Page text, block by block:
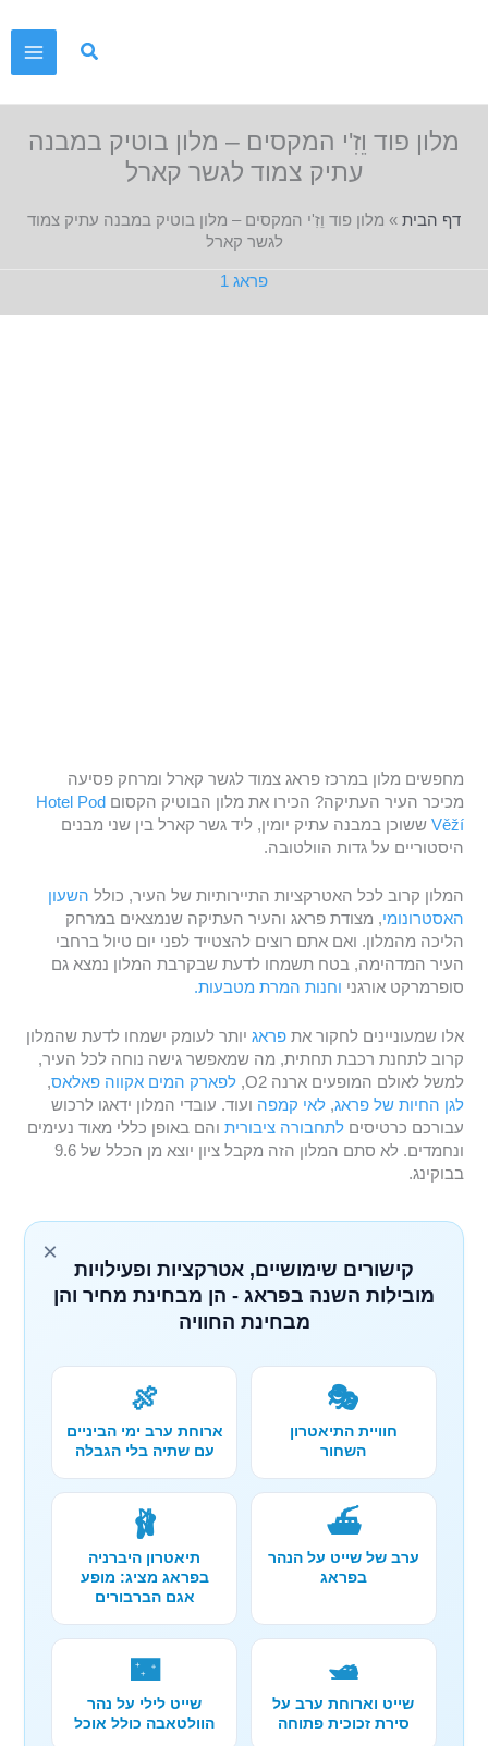
מלון פוד וֵזִ'י המקסים – מלון בוטיק במבנה
עתיק צמוד לגשר קארל
דף הבית » מלון פוד וֵזִ'י המקסים – מלון בוטיק במבנה עתיק צמוד
לגשר קארל
פראג 1
מחפשים מלון במרכז פראג צמוד לגשר קארל ומרחק פסיעה
מכיכר העיר העתיקה? הכירו את מלון הבוטיק הקסום Hotel Pod
Věží ששוכן במבנה עתיק יומין, ליד גשר קארל בין שני מבנים
היסטוריים על גדות הוולטובה.
המלון קרוב לכל האטרקציות התיירותיות של העיר, כולל השעון
האסטרונומי, מצודת פראג והעיר העתיקה שנמצאים במרחק
הליכה מהמלון. ואם אתם רוצים להצטייד לפני יום טיול ברחבי
העיר המדהימה, בטח תשמחו לדעת שבקרבת המלון נמצא גם
סופרמרקט אורגני וחנות המרת מטבעות.
אלו שמעוניינים לחקור אתפראג יותר לעומק ישמחו לדעת שהמלון
קרוב לתחנת רכבת תחתית, מה שמאפשר גישה נוחה לכל העיר,
למשל לאולם המופעים ארנה O2,
לפארק המים אקווה פאלאס,
לגן החיות של פראג,לאי קמפה ועוד. עובדי המלון ידאגו לרכוש
עבורכם כרטיסיםלתחבורה ציבורית והם באופן כללי מאוד נעימים
ונחמדים. לא סתם המלון הזה מקבל ציון יוצא מן הכלל של 9.6
בבוקינג.
×
קישורים שימושיים, אטרקציות ופעילויות
מובילות השנה בפראג - הן מבחינת מחיר והן
מבחינת החוויה
🎭
חוויית התיאטרון
השחור
🍖
ארוחת ערב ימי הביניים
עם שתיה בלי הגבלה
⛴️
ערב של שייט על הנהר
בפראג
🩰
תיאטרון היברניה
בפראג מציג: מופע
אגם הברבורים
🛥️
שייט וארוחת ערב על
סירת זכוכית פתוחה
🌃
שייט לילי על נהר
הוולטאבה כולל אוכל